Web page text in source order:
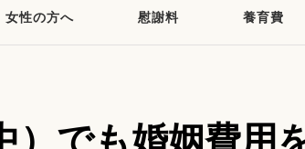
女性の方へ 慰謝料 養育費
）でも婚姻費用